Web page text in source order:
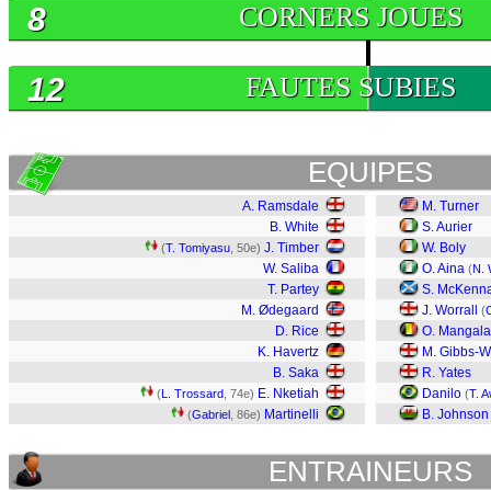
CORNERS JOUES
8
FAUTES SUBIES
12
EQUIPES
A. Ramsdale
B. White
(T. Tomiyasu , 50e) J. Timber
W. Saliba
T. Partey
M. Ødegaard
D. Rice
K. Havertz
B. Saka
(L. Trossard , 74e) E. Nketiah
(Gabriel , 86e) Martinelli
M. Turner
S. Aurier
W. Boly
O. Aina (N.
S.
J. Worrall
(
O. Mangala
M. Gibbs-
R. Yates
Danilo (T.
B. Johnson
ENTRAINEURS